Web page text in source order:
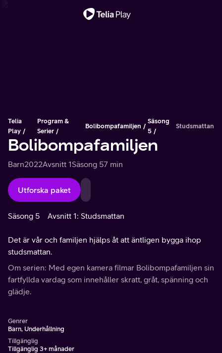
Telia
Play
Program &
Serier
Bolibompafamiljen
Säsong
5
Studsmattan
Bolibompafamiljen
Barn2022Avsnitt 1Säsong 57 min
Utforska paket
Säsong 5 Avsnitt 1: Studsmattan
Det är vår och familjen hjälps åt att äntligen bygga ihop
studsmattan.
Om serien: Med egen kamera filmar Bolibompafamiljen sin
fartfyllda vardag som innehåller skratt, gråt, spänning och
glädje.
Genrer
Barn, Underhållning
Tillgänglig
Tillgänglig 3+ månader